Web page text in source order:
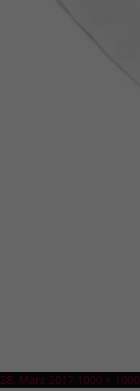
Veröffentlicht
28. März 2017 Volle
1000 × 1000